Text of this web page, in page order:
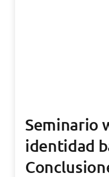
Seminario
identidad